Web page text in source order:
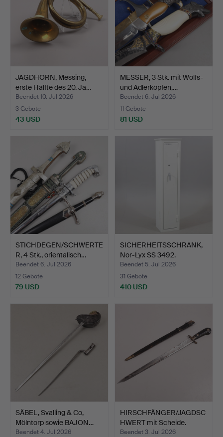
JAGDHORN, Messing,
erste Hälfte des 20. Ja…
Beendet 10. Jul 2026
3 Gebote
43 USD
MESSER, 3 Stk. mit Wolfs-
und Adlerköpfen,…
Beendet 6. Jul 2026
11 Gebote
81 USD
STICHDEGEN/SCHWERTE
R, 4 Stk., orientalisch…
Beendet 6. Jul 2026
12 Gebote
79 USD
SICHERHEITSSCHRANK,
Nor-Lyx SS 3492.
Beendet 5. Jul 2026
31 Gebote
410 USD
SÄBEL, Svalling & Co,
Mölntorp sowie BAJON…
Beendet 4. Jul 2026
HIRSCHFÄNGER/JAGDSC
HWERT mit Scheide.
Beendet 3. Jul 2026